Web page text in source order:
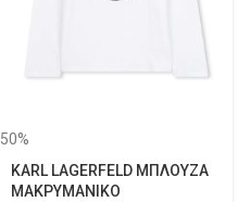
50%
KARL LAGERFELD ΜΠΛΟΥΖΑ
ΜΑΚΡΥΜΑΝΙΚΟ